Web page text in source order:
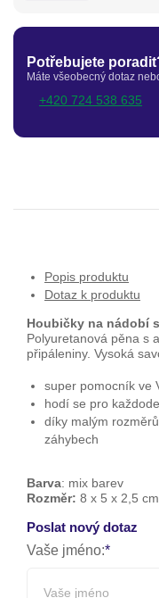
Potřebujete
Máte všeobecný dotaz
+420 724 538 635
Popis produktu
Dotaz k produktu
Houbičky na nádobí
Polyuretanová pěna s
připáleniny. Vysoká
super pomocník ve
hodí se pro
díky malým
záhybech
Barva: mix barev
Rozměr: 8 x 5 x 2,5 cm
Poslat nový dotaz
Vaše jméno: